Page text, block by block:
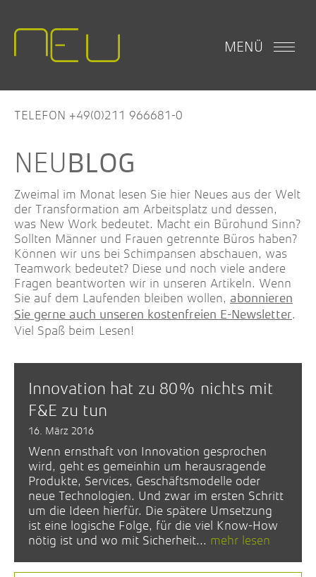
MENÜ
TELEFON +49(0)211 966681-0
BLOG
Zweimal im Monat lesen Sie hier Neues aus der Welt
der Transformation am Arbeitsplatz und dessen,
was New Work bedeutet. Macht ein Bürohund Sinn?
Sollten Männer und Frauen getrennte Büros haben?
Können wir uns bei Schimpansen abschauen, was
Teamwork bedeutet? Diese und noch viele andere
Fragen beantworten wir in unseren Artikeln. Wenn
Sie auf dem Laufenden bleiben wollen, abonnieren
Sie gerne auch unseren kostenfreien E-Newsletter.
Viel Spaß beim Lesen!
Innovation hat zu 80% nichts mit
F&E zu tun
16. März 2016
Wenn ernsthaft von Innovation gesprochen
wird, geht es gemeinhin um herausragende
Produkte, Services, Geschäftsmodelle oder
neue Technologien. Und zwar im ersten Schritt
um die Ideen hierfür. Die spätere Umsetzung
ist eine logische Folge, für die viel Know-How
nötig ist und wo mit Sicherheit... mehr lesen